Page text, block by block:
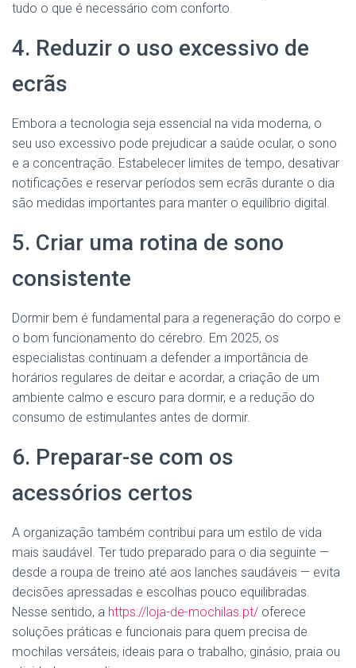
tudo o que é necessário com conforto.
4. Reduzir o uso excessivo de
ecrãs
Embora a tecnologia seja essencial na vida moderna, o
seu uso excessivo pode prejudicar a saúde ocular, o sono
e a concentração. Estabelecer limites de tempo, desativar
notificações e reservar períodos sem ecrãs durante o dia
são medidas importantes para manter o equilíbrio digital.
5. Criar uma rotina de sono
consistente
Dormir bem é fundamental para a regeneração do corpo e
o bom funcionamento do cérebro. Em 2025, os
especialistas continuam a defender a importância de
horários regulares de deitar e acordar, a criação de um
ambiente calmo e escuro para dormir, e a redução do
consumo de estimulantes antes de dormir.
6. Preparar-se com os
acessórios certos
A organização também contribui para um estilo de vida
mais saudável. Ter tudo preparado para o dia seguinte —
desde a roupa de treino até aos lanches saudáveis — evita
decisões apressadas e escolhas pouco equilibradas.
Nesse sentido, a https://loja-de-mochilas.pt/ oferece
soluções práticas e funcionais para quem precisa de
mochilas versáteis, ideais para o trabalho, ginásio, praia ou